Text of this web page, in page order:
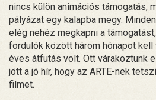
nincs külön animációs támogatás,
pályázat egy kalapba megy.
elég nehéz megkapni a
fordulók között három hónapot
éves átfutás volt. Ott várakoztunk
jött a jó hír, hogy az ARTE-nek
filmet.